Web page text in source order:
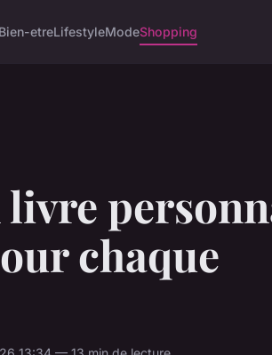
Bien-etreLifestyleModeShopping
livre
chaque